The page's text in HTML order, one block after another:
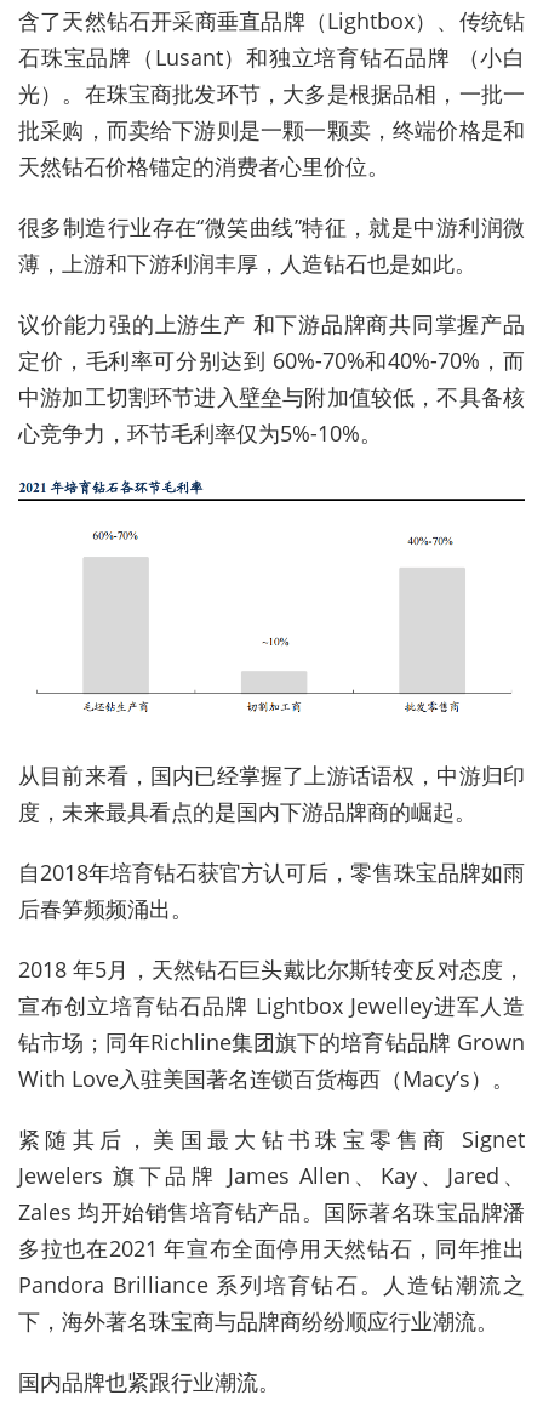
含了天然钻石开采商垂直品牌（Lightbox）、传统钻
石珠宝品牌（Lusant）和独立培育钻石品牌 （小白
光）。在珠宝商批发环节，大多是根据品相，一批一
批采购，而卖给下游则是一颗一颗卖，终端价格是和
天然钻石价格锚定的消费者心里价位。
很多制造行业存在“微笑曲线”特征，就是中游利润微
薄，上游和下游利润丰厚，人造钻石也是如此。
议价能力强的上游生产 和下游品牌商共同掌握产品
定价，毛利率可分别达到 60%-70%和40%-70%，而
中游加工切割环节进入壁垒与附加值较低，不具备核
心竞争力，环节毛利率仅为5%-10%。
从目前来看，国内已经掌握了上游话语权，中游归印
度，未来最具看点的是国内下游品牌商的崛起。
自2018年培育钻石获官方认可后，零售珠宝品牌如雨
后春笋频频涌出。
2018 年5月，天然钻石巨头戴比尔斯转变反对态度，
宣布创立培育钻石品牌 Lightbox Jewelley进军人造
钻市场；同年Richline集团旗下的培育钻品牌 Grown
With Love入驻美国著名连锁百货梅西（Macy’s）。
紧随其后，美国最大钻书珠宝零售商 Signet
Jewelers 旗下品牌 James Allen、Kay、Jared、
Zales 均开始销售培育钻产品。国际著名珠宝品牌潘
多拉也在2021 年宣布全面停用天然钻石，同年推出
Pandora Brilliance 系列培育钻石。人造钻潮流之
下，海外著名珠宝商与品牌商纷纷顺应行业潮流。
国内品牌也紧跟行业潮流。